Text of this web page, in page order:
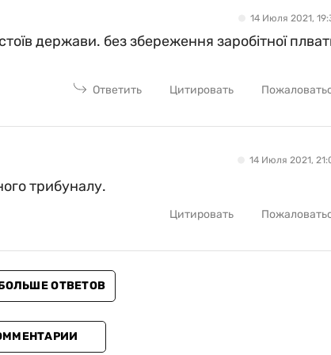
14 Июля 2021,
держави. без збереження заробітної
Ответить Цитировать
14 Июля 2021,
трибуналу.
Цитировать
ОТВЕТОВ